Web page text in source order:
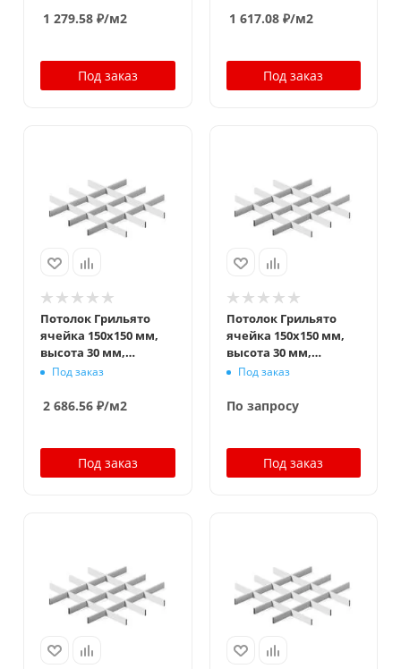
1 279.58 ₽/м2
Под заказ
1 617.08₽/м2
Под заказ
Потолок Грильято
ячейка 150x150 мм,
высота 30 мм,
ширина 5 мм, супер-
Под заказ
2 686.56 ₽/м2
Под заказ
Потолок Грильято
ячейка 150x150 мм,
высота 30 мм,
ширина 10 мм, супер-
Под заказ
По запросу
Под заказ